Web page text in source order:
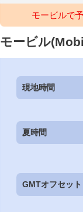
モービルで
モービル
現地時間
夏時間
GMTオフセット